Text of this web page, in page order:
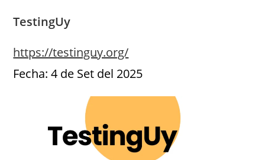
TestingUy
https://testinguy.org/
Fecha: 4 de Set del 2025